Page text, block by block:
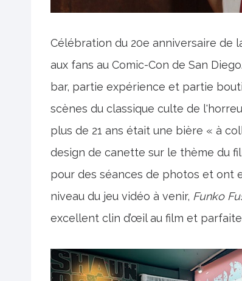
Célébration du 20e anniversaire de
aux fans au Comic-Con de San
bar, partie expérience et partie
scènes du classique culte de
plus de 21 ans était une bière « à
design de canette sur le thème du
pour des séances de photos et ont
niveau du jeu vidéo à venir, Funko
excellent clin d’œil au film et